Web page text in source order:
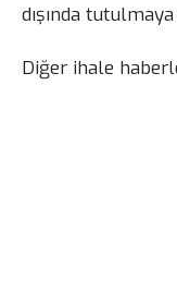
dışında
Diğer ihale